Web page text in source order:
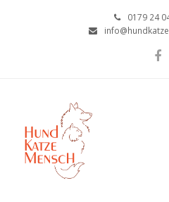
0179 24